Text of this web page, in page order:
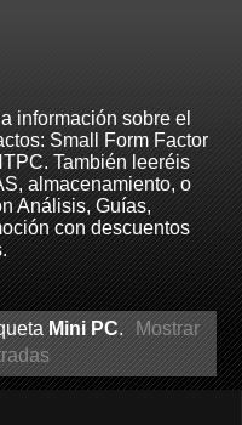
información sobre el
Small Form Factor
También leeréis
almacenamiento, o
Análisis, Guías,
con descuentos
Mini PC. Mostrar